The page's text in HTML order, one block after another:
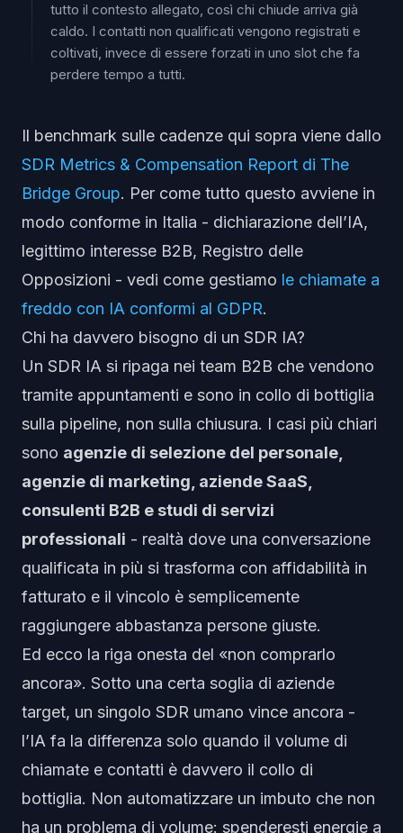
tutto il contesto allegato, così chi chiude arriva già
caldo. I contatti non qualificati vengono registrati e
coltivati, invece di essere forzati in uno slot che fa
perdere tempo a tutti.
Il benchmark sulle cadenze qui sopra viene dallo
SDR Metrics & Compensation Report di The
Bridge Group. Per come tutto questo avviene in
modo conforme in Italia - dichiarazione dell’IA,
legittimo interesse B2B, Registro delle
Opposizioni - vedi come gestiamo le chiamate a
freddo con IA conformi al GDPR.
Chi ha davvero bisogno di un SDR IA?
Un SDR IA si ripaga nei team B2B che vendono
tramite appuntamenti e sono in collo di bottiglia
sulla pipeline, non sulla chiusura. I casi più chiari
sono agenzie di selezione del personale,
agenzie di marketing, aziende SaaS,
consulenti B2B e studi di servizi
professionali - realtà dove una conversazione
qualificata in più si trasforma con affidabilità in
fatturato e il vincolo è semplicemente
raggiungere abbastanza persone giuste.
Ed ecco la riga onesta del «non comprarlo
ancora». Sotto una certa soglia di aziende
target, un singolo SDR umano vince ancora -
l’IA fa la differenza solo quando il volume di
chiamate e contatti è davvero il collo di
bottiglia. Non automatizzare un imbuto che non
ha un problema di volume: spenderesti energie a